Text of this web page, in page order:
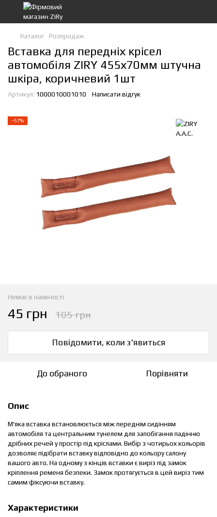
Каталог Розпродаж
Вставка для передніх крісел
автомобіля ZIRY 455х70мм штучна
шкіра, коричневий 1шт
Артикул: 1000010001010 Написати відгук
−57%
Немає в наявності
45 грн 105 грн
Повідомити, коли з'явиться
До обраного Порівняти
Опис
М'яка вставка встановлюється між переднім сидінням
автомобіля та центральним тунелем для запобігання падінню
дрібних речей у простір під кріслами. Вибір з чотирьох кольорів
дозволяє підібрати вставку відповідно до кольору салону
вашого авто. На одному з кінців вставки є виріз під замок
кріплення ременя безпеки. Замок протягується в цей виріз тим
самим фіксуючи вставку.
Характеристики